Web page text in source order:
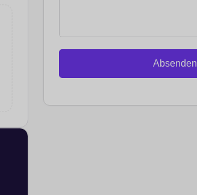
Absenden